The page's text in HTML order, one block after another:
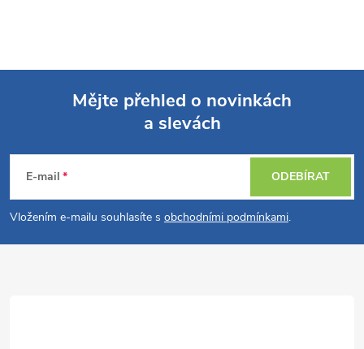
p
a
Mějte přehled o novinkách
a slevách
E-mail
Vložením e-mailu souhlasíte s obchodními podmínkami.
ODEBÍRAT